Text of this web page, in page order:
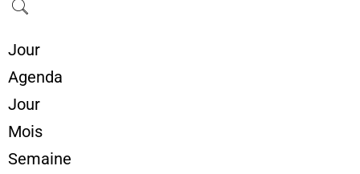
Jour
Agenda
Jour
Mois
Semaine